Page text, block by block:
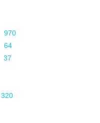
Галерея флота
Форум
Отзывы
970
64
37
320